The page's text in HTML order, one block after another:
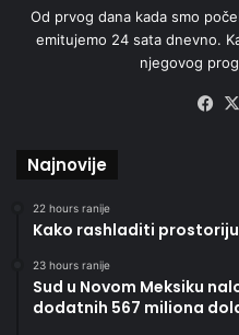
Od prvog dana kada smo
emitujemo 24 sata dnevno.
njegovog
Najnovije
22 hours ranije
Kako rashladiti
23 hours ranije
Sud u Novom Meksiku
dodatnih 567 miliona